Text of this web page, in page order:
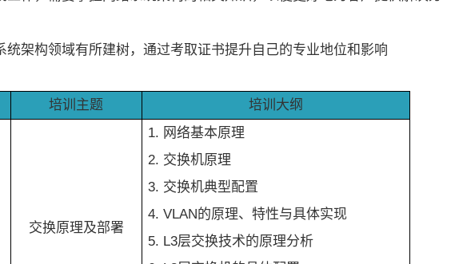
统架构领域有所建树，通过考取证书提升自己的专业地位和影响
培训主题 培训大纲
交换原理及部署
1. 网络基本原理
2. 交换机原理
3. 交换机典型配置
4. VLAN的原理、特性与具体实现
5. L3层交换技术的原理分析